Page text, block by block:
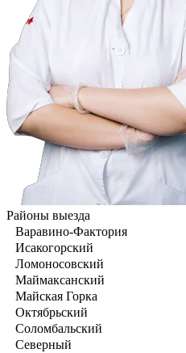
Районы выезда
Варавино-Фактория
Исакогорский
Ломоносовский
Маймаксанский
Майская Горка
Октябрьский
Соломбальский
Северный